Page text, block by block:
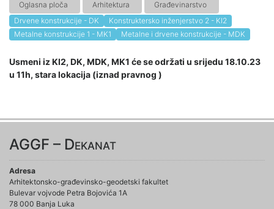
Oglasna ploča Arhitektura
Građevinarstvo
Drvene konstrukcije - DK
Konstruktersko inženjerstvo 2 - KI2
Metalne konstrukcije 1 - MK1
Metalne i drvene konstrukcije - MDK
Usmeni iz KI2, DK, MDK, MK1 će se održati u srijedu 18.10.23
u 11h, stara lokacija (iznad pravnog )
AGGF – Dekanat
Adresa
Arhitektonsko-građevinsko-geodetski fakultet
Bulevar vojvode Petra Bojovića 1A
78 000 Banja Luka